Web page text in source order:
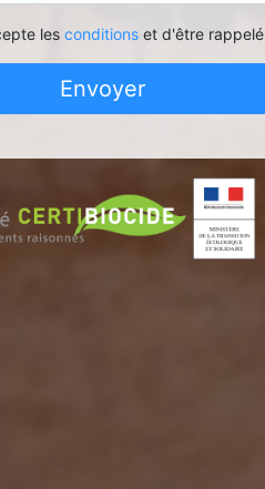
les conditionset d'être rappelé
Envoyer